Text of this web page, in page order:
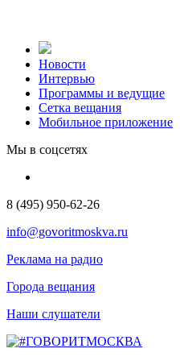
Новости
Интервью
Программы и ведущие
Сетка вещания
Мобильное приложение
Мы в соцсетях
8 (495) 950-62-26
info@govoritmoskva.ru
Реклама на радио
Города вещания
Наши слушатели